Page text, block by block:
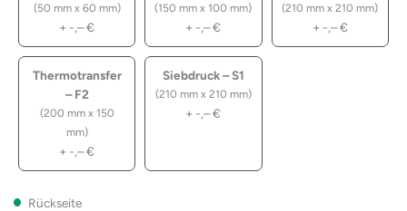
(50 mm x 60 mm)
+ -,–€
(150 mm x 100 mm)
+ -,–€
(210 mm x 210 mm)
+ -,–€
Thermotransfer
– F2
(200 mm x 150
mm)
+ -,–€
Siebdruck – S1
(210 mm x 210 mm)
+ -,–€
Rückseite